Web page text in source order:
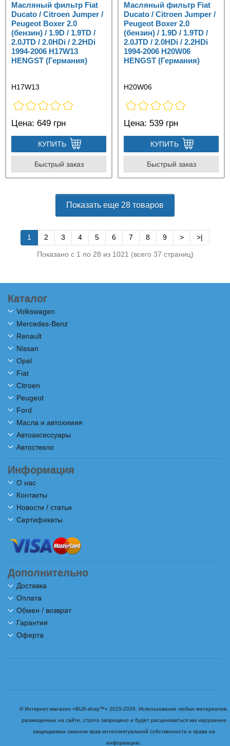
Масляный фильтр Fiat
Ducato / Citroen Jumper /
Peugeot Boxer 2.0
(бензин) / 1.9D / 1.9TD /
2.0JTD / 2.0HDi / 2.2HDi
1994-2006 H17W13
HENGST (Германия)
H17W13
Цена: 649 грн
КУПИТЬ
Быстрый заказ
Масляный фильтр Fiat
Ducato / Citroen Jumper /
Peugeot Boxer 2.0
(бензин) / 1.9D / 1.9TD /
2.0JTD / 2.0HDi / 2.2HDi
1994-2006 H20W06
HENGST (Германия)
H20W06
Цена: 539 грн
КУПИТЬ
Быстрый заказ
Показать еще 28 товаров
1 2 3 4 5 6 7 8 9 > >|
Показано с 1 по 28 из 1021 (всего 37 страниц)
Каталог
Volkswagen
Mercedes-Benz
Renault
Nissan
Opel
Fiat
Citroen
Peugeot
Ford
Масла и автохимия
Автоаксессуары
Автостекло
Информация
О нас
Контакты
Новости / статьи
Сертификаты
Дополнительно
Доставка
Оплата
Обмен / возврат
Гарантия
Оферта
© Интернет-магазин «BUS-shop™» 2015-2026. Использование любых материалов,
размещенных на сайте, строго запрещено и будет расцениваться как нарушение
защищаемых законом прав интеллектуальной собственности и права на
информацию.